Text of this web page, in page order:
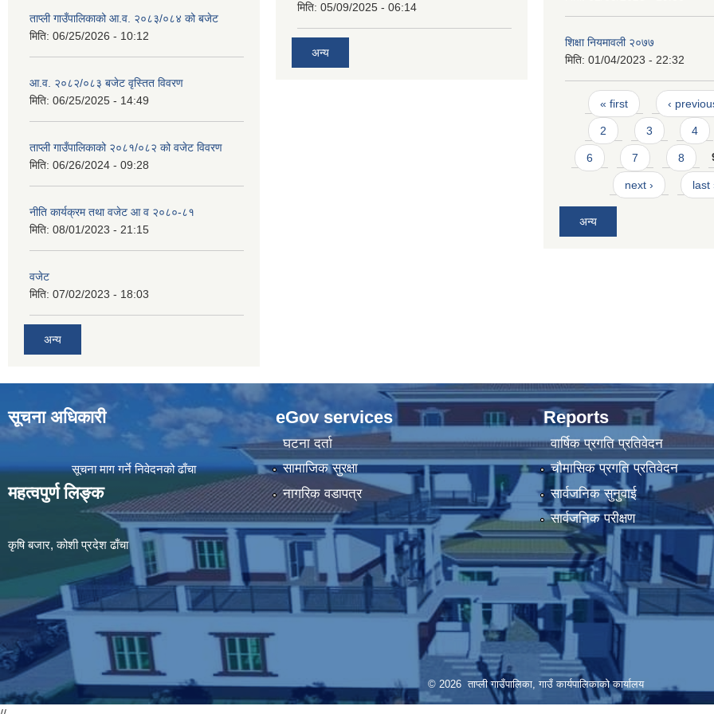
ताप्ली गाउँपालिकाको आ.व. २०८३/०८४ को बजेट
मिति: 06/25/2026 - 10:12
आ.व. २०८२/०८३ बजेट वृस्तित विवरण
मिति: 06/25/2025 - 14:49
ताप्ली गाउँपालिकाको २०८१/०८२ को वजेट विवरण
मिति: 06/26/2024 - 09:28
नीति कार्यक्रम तथा वजेट आ व २०८०-८१
मिति: 08/01/2023 - 21:15
वजेट
मिति: 07/02/2023 - 18:03
अन्य
मिति: 05/09/2025 - 06:14
अन्य
शिक्षा नियमावली २०७७
मिति: 01/04/2023 - 22:32
Pages
« first ‹
2 3 4
6 7 8
next › last
अन्य
सूचना अधिकारी
सूचना माग गर्ने निवेदनको ढाँचा
महत्वपुर्ण लिङ्क
कृषि बजार, कोशी प्रदेश ढाँचा
eGov services
घटना दर्ता
सामाजिक सुरक्षा
नागरिक वडापत्र
Reports
वार्षिक प्रगति प्रतिवेदन
चौमासिक प्रगति प्रतिवेदन
सार्वजनिक सुनुवाई
सार्वजनिक परीक्षण
© 2026 ताप्ली गाउँपालिका, गाउँ कार्यपालिकाको कार्यालय